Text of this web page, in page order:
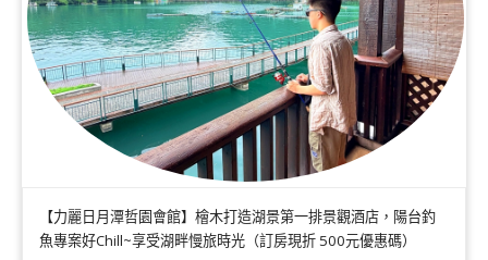
【力麗日月潭哲園會館】檜木打造湖景第一排景觀酒店，陽台釣
魚專案好Chill~享受湖畔慢旅時光（訂房現折 500元優惠碼）